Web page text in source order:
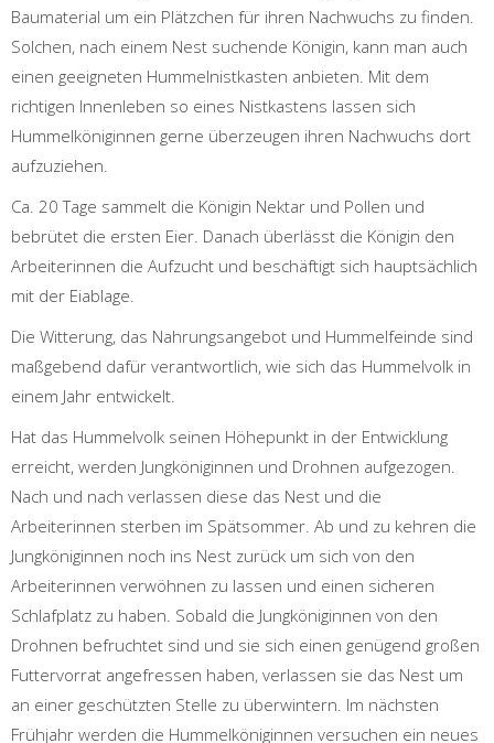
Baumaterial um ein Plätzchen für ihren Nachwuchs zu finden.
Solchen, nach einem Nest suchende Königin, kann man auch
einen geeigneten Hummelnistkasten anbieten. Mit dem
richtigen Innenleben so eines Nistkastens lassen sich
Hummelköniginnen gerne überzeugen ihren Nachwuchs dort
aufzuziehen.
Ca. 20 Tage sammelt die Königin Nektar und Pollen und
bebrütet die ersten Eier. Danach überlässt die Königin den
Arbeiterinnen die Aufzucht und beschäftigt sich hauptsächlich
mit der Eiablage.
Die Witterung, das Nahrungsangebot und Hummelfeinde sind
maßgebend dafür verantwortlich, wie sich das Hummelvolk in
einem Jahr entwickelt.
Hat das Hummelvolk seinen Höhepunkt in der Entwicklung
erreicht, werden Jungköniginnen und Drohnen aufgezogen.
Nach und nach verlassen diese das Nest und die
Arbeiterinnen sterben im Spätsommer. Ab und zu kehren die
Jungköniginnen noch ins Nest zurück um sich von den
Arbeiterinnen verwöhnen zu lassen und einen sicheren
Schlafplatz zu haben. Sobald die Jungköniginnen von den
Drohnen befruchtet sind und sie sich einen genügend großen
Futtervorrat angefressen haben, verlassen sie das Nest um
an einer geschützten Stelle zu überwintern. Im nächsten
Frühjahr werden die Hummelköniginnen versuchen ein neues